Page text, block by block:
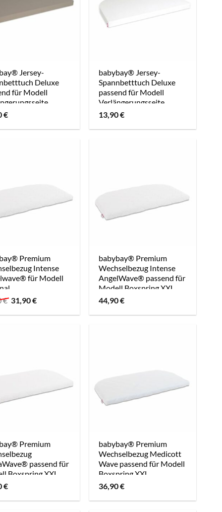
Jersey-
Deluxe
für Modell
Maxi, Midi und
nougat
€
babybay® Jersey-
Spannbetttuch Deluxe
passend für Modell
Verlängerungsseite
Original, Maxi, Midi und
Boxspring, Off-White
13,90€
Premium
Intense
für Modell
€ Ursprünglicher
Preis
war:
31,90€Aktueller
ist:
babybay® Premium
Wechselbezug Intense
AngelWave® passend für
Modell Boxspring XXL
44,90€
Premium
passend für
Boxspring XXL
€
babybay® Premium
Wechselbezug Medicott
Wave passend für Modell
Boxspring XXL
36,90€